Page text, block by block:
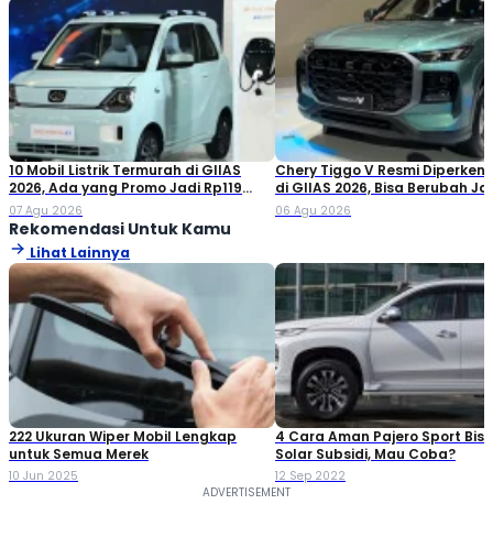
10 Mobil Listrik Termurah di GIIAS
2026, Ada yang Promo Jadi Rp119
Jutaan!
07 Agu 2026
Chery Tiggo V Resmi
di GIIAS 2026, Bisa Berubah
Double Cabin
06 Agu 2026
Rekomendasi Untuk Kamu
Lihat Lainnya
222 Ukuran Wiper Mobil Lengkap
untuk Semua Merek
10 Jun 2025
4 Cara Aman Pajero Sport
Solar Subsidi, Mau Coba?
12 Sep 2022